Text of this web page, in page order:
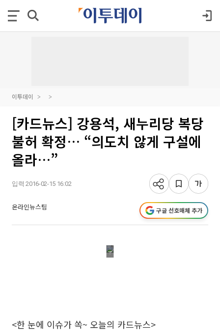
이투데이
[카드뉴스] 강용석, 새누리당 복당
불허 확정… “의도치 않게 구설에
올라…”
입력 2016-02-15 16:02
온라인뉴스팀 구글 선호매체 추가
<한 눈에 이슈가 쏙~ 오늘의 카드뉴스>